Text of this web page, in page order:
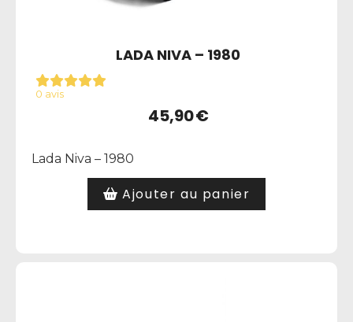
LADA NIVA – 1980
0 avis
45,90€
Lada Niva – 1980
Ajouter au panier